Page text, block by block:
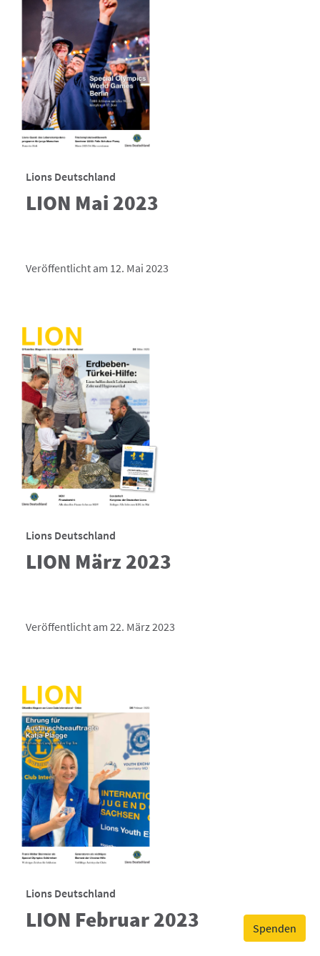
Spenden
Lions Deutschland
LION Mai 2023
Veröffentlicht am 12. Mai 2023
Lions Deutschland
LION März 2023
Veröffentlicht am 22. März 2023
Lions Deutschland
LION Februar 2023